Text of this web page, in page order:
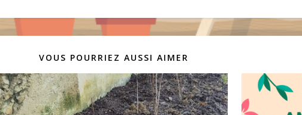
VOUS POURRIEZ AUSSI AIMER